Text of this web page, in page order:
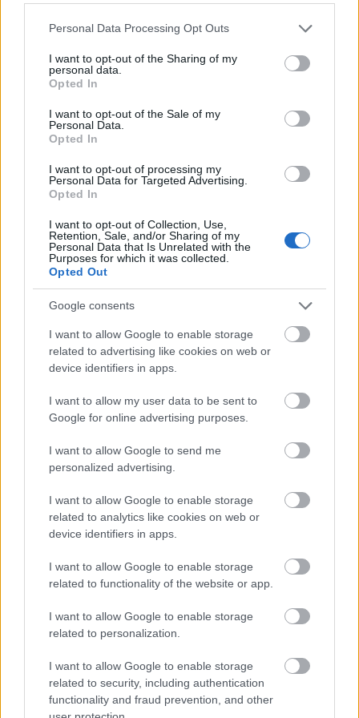
Please note that this website/app uses one or more Google
not limited to your visit or usage behaviour. You may click to
grant or deny consent to Google and its third-party tags to
use your data for below specified purposes in below Google
consent section.
Personal Data Processing Opt Outs
I want to opt-out of the Sharing of my
personal data.
Opted In
I want to opt-out of the Sale of my
Personal Data.
Opted In
I want to opt-out of processing my
Personal Data for Targeted Advertising.
Opted In
I want to opt-out of Collection, Use,
Retention, Sale, and/or Sharing of my
Personal Data that Is Unrelated with the
Purposes for which it was collected.
Opted Out
Google consents
I want to allow Google to enable storage
related to advertising like cookies on web or
device identifiers in apps.
I want to allow my user data to be sent to
Google for online advertising purposes.
I want to allow Google to send me
personalized advertising.
I want to allow Google to enable storage
related to analytics like cookies on web or
device identifiers in apps.
I want to allow Google to enable storage
related to functionality of the website or app.
I want to allow Google to enable storage
related to personalization.
I want to allow Google to enable storage
related to security, including authentication
functionality and fraud prevention, and other
Gyurkó Henrik bábművész 60 év
után szögre akasztotta bábjait
TörökÁkos•2020. február 07.
A régi nagy bábos generáció egyik utolsó,
mindezidáig aktív tagja utoljára lépett a közönség
elé. Úgy alakult, hogy ott lehettünk a paraván
mögött.
„Elrepít egy alternatív univerzumba,
• 2020. február 07.
Kováts Adél, Vándor Éva és Kelemen Kristóf is
megnézte a Baltazár Színház új előadását.
Alföldi Róbert (is) Tragédiát szaval
2019. november 17.